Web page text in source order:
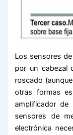
Los sensores
por un cabezal
roscado
otras formas
amplificador
sensores de
electrónica